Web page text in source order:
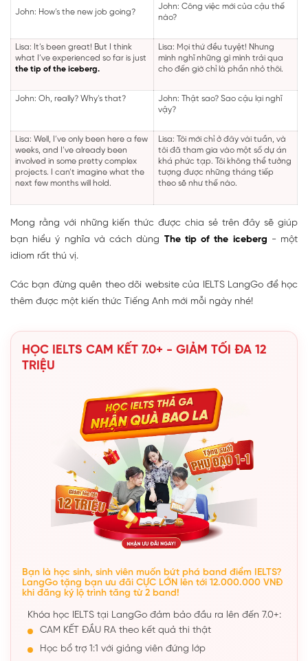
John: How’s the new job going?
John: Công việc mới của cậu thế
nào?
Lisa: It’s been great! But I think
what I’ve experienced so far is just
the tip of the iceberg.
Lisa: Mọi thứ đều tuyệt! Nhưng
mình nghĩ những gì mình trải qua
cho đến giờ chỉ là phần nhỏ thôi.
John: Oh, really? Why’s that?
John: Thật sao? Sao cậu lại nghĩ
vậy?
Lisa: Well, I’ve only been here a few
weeks, and I’ve already been
involved in some pretty complex
projects. I can’t imagine what the
next few months will hold.
Lisa: Tôi mới chỉ ở đây vài tuần, và
tôi đã tham gia vào một số dự án
khá phức tạp. Tôi không thể tưởng
tượng được những tháng tiếp
theo sẽ như thế nào.
Mong rằng với những kiến thức được chia sẻ trên đây sẽ giúp
bạn hiểu ý nghĩa và cách dùng The tip of the iceberg - một
idiom rất thú vị.
Các bạn đừng quên theo dõi website của IELTS LangGo để học
thêm được một kiến thức Tiếng Anh mới mỗi ngày nhé!
HỌC IELTS CAM KẾT 7.0+ - GIẢM TỐI ĐA 12
TRIỆU
Bạn là học sinh, sinh viên muốn bứt phá band điểm IELTS?
LangGo tặng bạn ưu đãi CỰC LỚN lên tới 12.000.000 VNĐ
khi đăng ký lộ trình tăng từ 2 band!
Khóa học IELTS tại LangGo đảm bảo đầu ra lên đến 7.0+:
CAM KẾT ĐẦU RA theo kết quả thi thật
Học bổ trợ 1:1 với giảng viên đứng lớp